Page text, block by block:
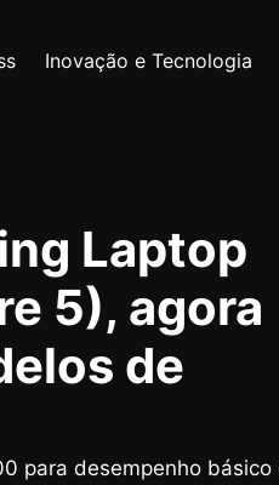
Inovação e Tecnologia
Laptop
5), agora
de
para desempenho básico